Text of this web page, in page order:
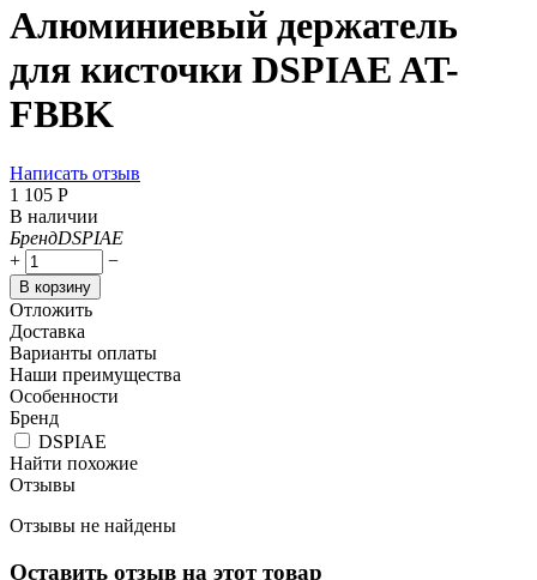
Алюминиевый держатель
для кисточки DSPIAE AT-
FBBK
Написать отзыв
1 105 Р
В наличии
БрендDSPIAE
+
−
В корзину
Отложить
Доставка
Варианты оплаты
Наши преимущества
Особенности
Бренд
DSPIAE
Найти похожие
Отзывы
Отзывы не найдены
Оставить отзыв на этот товар